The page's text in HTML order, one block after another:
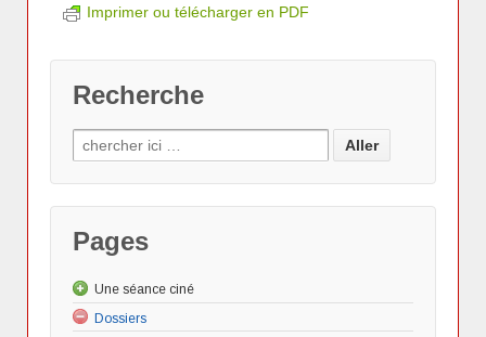
Imprimer ou télécharger en PDF
Recherche
Pages
Une séance ciné
Les "Actus"
Dossiers